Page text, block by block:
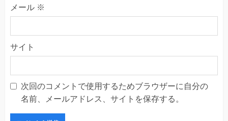
メール ※
サイト
次回のコメントで使用するためブラウザーに自分の
名前、メールアドレス、サイトを保存する。